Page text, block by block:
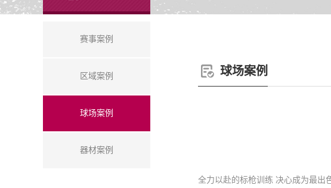
赛事案例
区域案例
球场案例
器材案例
球场案例
全力以赴的标枪训练 决心成为最出